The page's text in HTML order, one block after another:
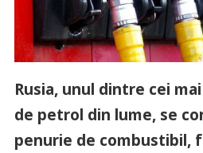
Rusia, unul dintre cei
de petrol din lume, se
penurie de combustibil,